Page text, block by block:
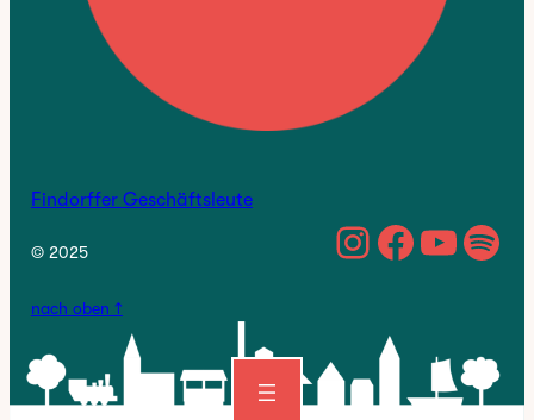
Findorffer Geschäftsleute
© 2025 https://
nach oben ↑